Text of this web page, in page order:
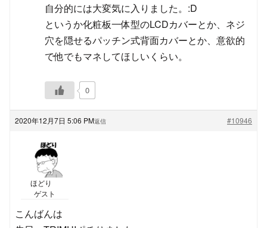
自分的には大変気に入りました。:D
というか化粧板一体型のLCDカバーとか、ネジ
穴を隠せるパッチン式背面カバーとか、意欲的
で他でもマネしてほしいくらい。
0
2020年12月7日 5:06 PM #10946
返信
ほどり
ゲスト
こんばんは